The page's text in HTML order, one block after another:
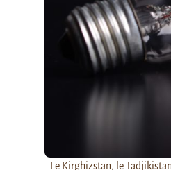
Le Kirghizstan, le